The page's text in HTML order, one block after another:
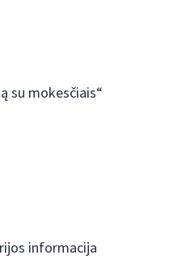
su mokesčiais“
informacija